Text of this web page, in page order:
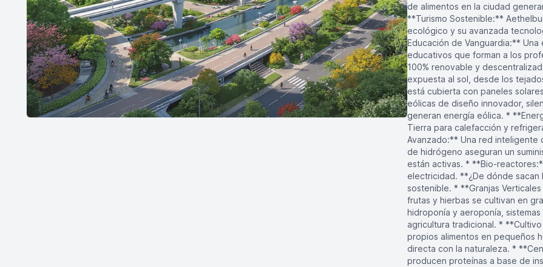
de alimentos en la ciudad
**Turismo Sostenible:**
ecológico y su avanzada
Educación de Vanguardia:**
educativos que forman a los
100% renovable y
expuesta al sol, desde los
está cubierta con paneles
eólicas de diseño innovador,
generan energía eólica. *
Tierra para calefacción y
Avanzado:** Una red inteligente
de hidrógeno aseguran un
están activas. * **Bio-
electricidad. **¿De dónde sacan
sostenible. * **Granjas
frutas y hierbas se cultivan en
hidroponía y aeroponía,
agricultura tradicional. *
propios alimentos en pequeños
directa con la naturaleza. *
producen proteínas a base de